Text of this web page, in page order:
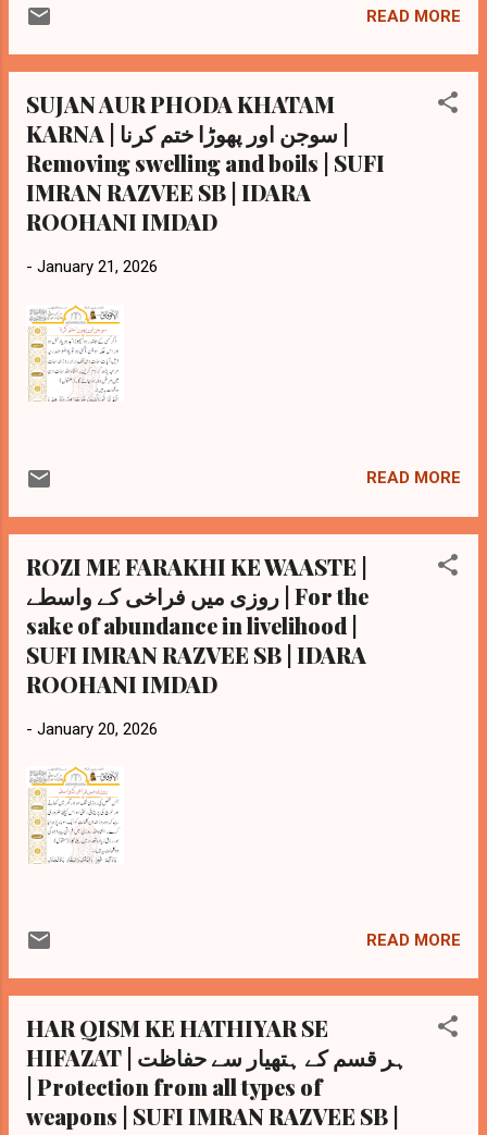
READ MORE
SUJAN AUR PHODA KHATAM
KARNA | سوجن اور پھوڑا ختم کرنا |
Removing swelling and boils | SUFI
IMRAN RAZVEE SB | IDARA
ROOHANI IMDAD
- January 21, 2026
READ MORE
ROZI ME FARAKHI KE WAASTE |
روزی میں فراخی کے واسطے | For the
sake of abundance in livelihood |
SUFI IMRAN RAZVEE SB | IDARA
ROOHANI IMDAD
- January 20, 2026
READ MORE
HAR QISM KE HATHIYAR SE
HIFAZAT | ہر قسم کے ہتھیار سے حفاظت
| Protection from all types of
weapons | SUFI IMRAN RAZVEE SB |